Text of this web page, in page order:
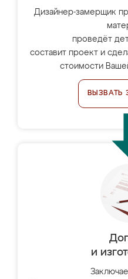
Дизайнер-замерщик
проведёт
составит проект и
стоимости
ВЫЗВАТЬ
и